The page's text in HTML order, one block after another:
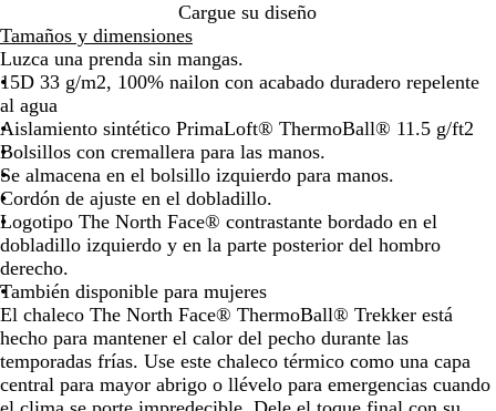
Cargue su diseño
Tamaños y dimensiones
Luzca una prenda sin mangas.
15D 33 g/m2, 100% nailon con acabado duradero repelente
al agua
Aislamiento sintético PrimaLoft® ThermoBall® 11.5 g/ft2
Bolsillos con cremallera para las manos.
Se almacena en el bolsillo izquierdo para manos.
Cordón de ajuste en el dobladillo.
Logotipo The North Face® contrastante bordado en el
dobladillo izquierdo y en la parte posterior del hombro
derecho.
También disponible para mujeres
El chaleco The North Face® ThermoBall® Trekker está
hecho para mantener el calor del pecho durante las
temporadas frías. Use este chaleco térmico como una capa
central para mayor abrigo o llévelo para emergencias cuando